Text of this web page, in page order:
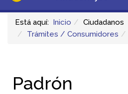
Está aquí: Inicio
Ciudadanos
Trámites / Consumidores
Padrón